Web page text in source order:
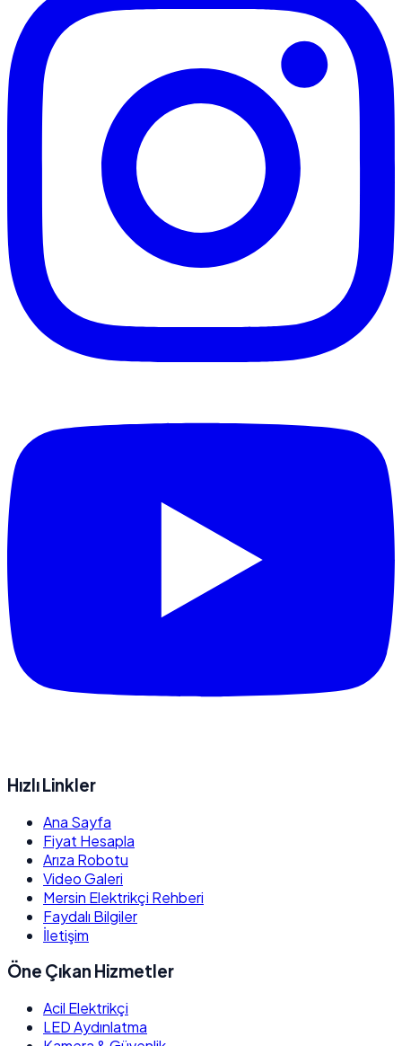
Hızlı Linkler
Ana Sayfa
Fiyat Hesapla
Arıza Robotu
Video Galeri
Mersin Elektrikçi Rehberi
Faydalı Bilgiler
İletişim
Öne Çıkan Hizmetler
Acil Elektrikçi
LED Aydınlatma